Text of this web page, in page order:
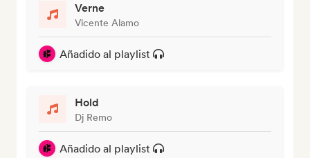
Verne
Vicente Alamo
Añadido al playlist
Hold
Dj Remo
Añadido al playlist